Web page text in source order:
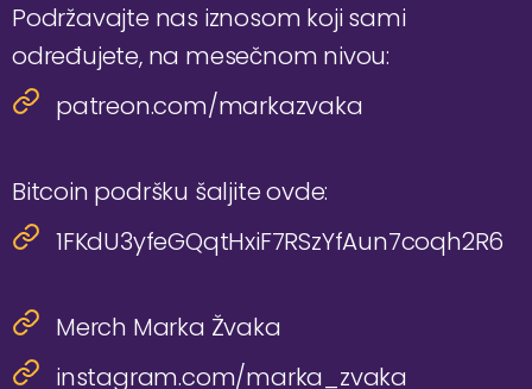
Podržavajte nas iznosom koji sami
određujete, na mesečnom nivou:
patreon.com/markazvaka
Bitcoin podršku šaljite ovde:
1FKdU3yfeGQqtHxiF7RSzYfAun7coqh2R6
Merch Marka Žvaka
instagram.com/marka_zvaka